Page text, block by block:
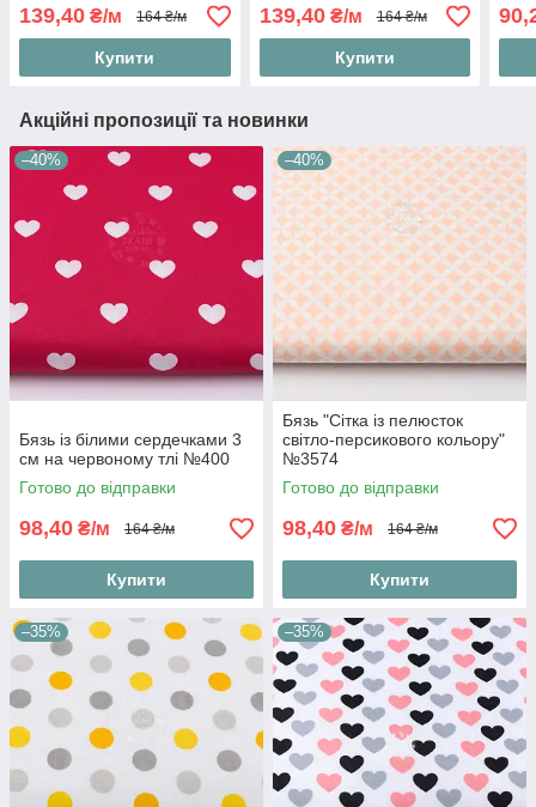
139,40 ₴/м 164 ₴/м
Купити
139,40₴/м 164 ₴/м
Купити
Акційні пропозиції та новинки
–40%
Бязь із білими сердечками 3
см на червоному тлі №400
Готово до відправки
98,40 ₴/м 164 ₴/м
Купити
–40%
Бязь "Сітка із пелюсток
світло-персикового кольору"
№3574
Готово до відправки
98,40 ₴/м 164 ₴/м
Купити
–35% –35%